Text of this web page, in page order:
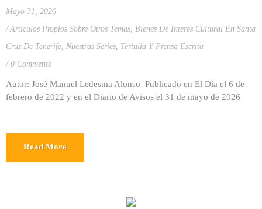
Mayo 31, 2026
Artículos Propios Sobre Otros Temas, Bienes De Interés Cultural En Santa
Cruz De Tenerife, Nuestras Series, Tertulia Y Prensa Escrita
0 Comments
Autor: José Manuel Ledesma Alonso Publicado en El Día el 6 de
febrero de 2022 y en el Diario de Avisos el 31 de mayo de 2026
Read More